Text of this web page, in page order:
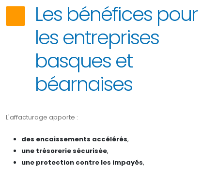
Les bénéfices pour
les entreprises
basques et
béarnaises
L'affacturage apporte :
des encaissements accélérés,
une trésorerie sécurisée,
une protection contre les impayés,